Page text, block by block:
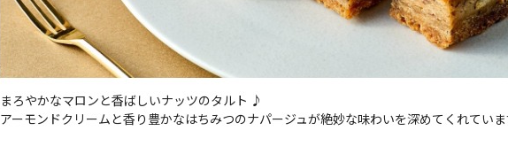
まろやかなマロンと香ばしいナッツのタルト ♪
アーモンドクリームと香り豊かなはちみつのナパージュが絶妙な味わいを深めてくれてい